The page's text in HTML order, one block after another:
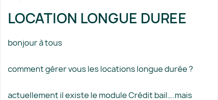
LOCATION LONGUE DUREE
bonjour à tous
comment gérer vous les locations longue durée ?
actuellement il existe le module Crédit bail….mais